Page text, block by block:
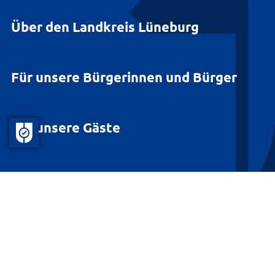
Über den Landkreis Lüneburg
Für unsere Bürgerinnen und Bürger
Für unsere Gäste